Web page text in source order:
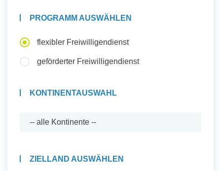
Auslandserfahrung Sammeln
und Sozial Engagieren
Initiativbewerbung
PROGRAMM AUSWÄHLEN
flexibler Freiwilligendienst
geförderter Freiwilligendienst
KONTINENTAUSWAHL
ZIELLAND AUSWÄHLEN